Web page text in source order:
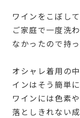
ワインをこぼし
ご家庭で一度洗
なかったので持
オシャレ着用の
インはそう簡単
ワインには色素
落としきれない